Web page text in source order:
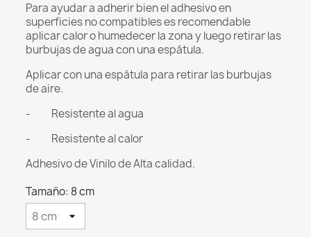
Para ayudar a adherir bien el adhesivo en
superficies no compatibles es recomendable
aplicar calor o humedecer la zona y luego retirar las
burbujas de agua con una espátula.
Aplicar con una espátula para retirar las burbujas
de aire.
- Resistente al agua
- Resistente al calor
Adhesivo de Vinilo de Alta calidad.
Tamaño: 8 cm